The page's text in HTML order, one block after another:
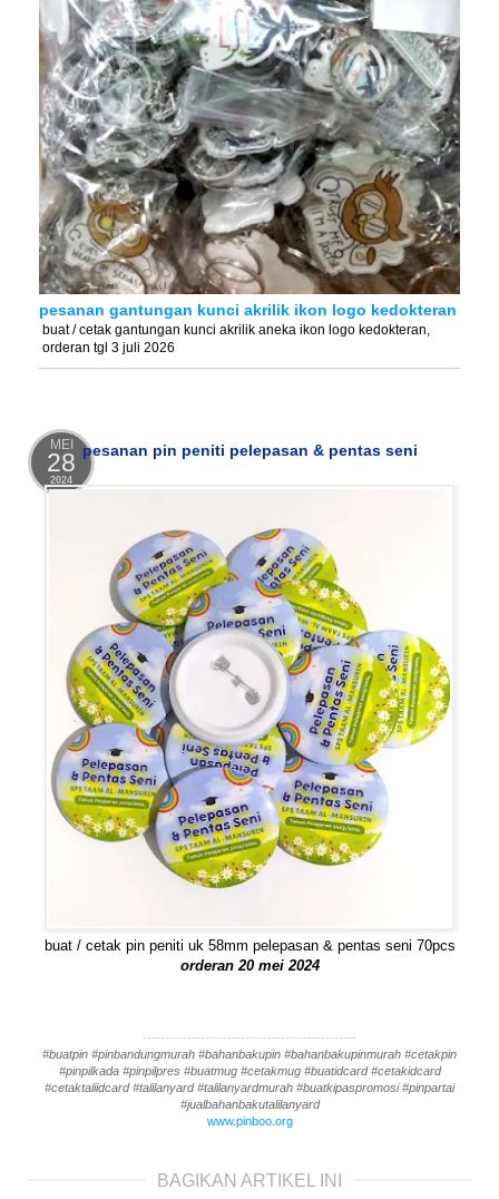
pesanan gantungan kunci akrilik ikon logo kedokteran
buat / cetak gantungan kunci akrilik aneka ikon logo kedokteran,
orderan tgl 3 juli 2026
MEI
28
2024
pesanan pin peniti pelepasan & pentas seni
buat / cetak pin peniti uk 58mm pelepasan & pentas seni 70pcs
orderan 20 mei 2024
------------------------------------------------
#buatpin #pinbandungmurah #bahanbakupin #bahanbakupinmurah #cetakpin
#pinpilkada #pinpilpres #buatmug #cetakmug #buatidcard #cetakidcard
#cetaktaliidcard #talilanyard #talilanyardmurah #buatkipaspromosi #pinpartai
#jualbahanbakutalilanyard
www.pinboo.org
BAGIKAN ARTIKEL INI